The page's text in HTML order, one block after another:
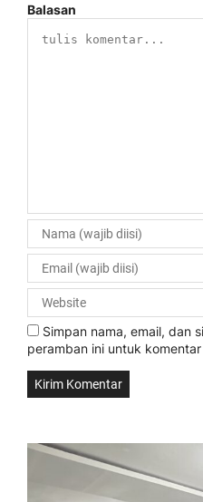
Balasan
Simpan nama, email, dan
peramban ini untuk